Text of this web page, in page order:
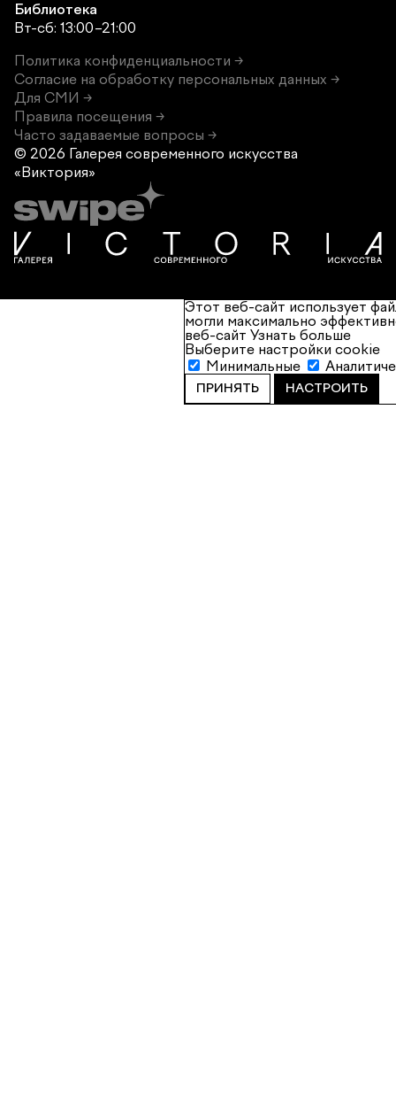
Библиотека
Вт-сб: 13:00–21:00
Политика конфиденциальности →
Согласие на обработку персональных данных →
Для СМИ →
Правила посещения →
Часто задаваемые вопросы →
© 2026 Галерея современного искусства
«Виктория»
Этот веб-сайт использует
могли максимально
веб-сайт Узнать больше
Выберите настройки cookie
Минимальные
ПРИНЯТЬ НАСТРОИТЬ